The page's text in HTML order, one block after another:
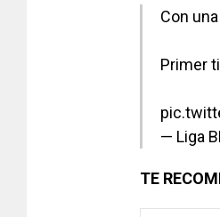
Con
Primer
— Liga
TE